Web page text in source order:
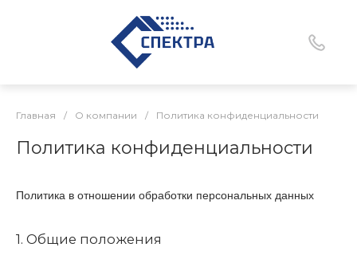
Главная / О компании / Политика конфиденциальности
Политика конфиденциальности
Политика в отношении обработки персональных данных
1. Общие положения